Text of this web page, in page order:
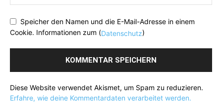
Speicher den Namen und die E-Mail-Adresse in einem
Cookie. Informationen zum (Datenschutz)
Diese Website verwendet Akismet, um Spam zu reduzieren.
Erfahre, wie deine Kommentardaten verarbeitet werden.